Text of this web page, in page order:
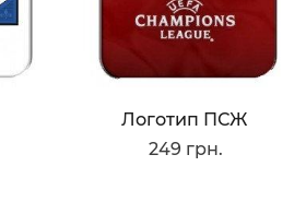
Логотип ПСЖ
249 грн.